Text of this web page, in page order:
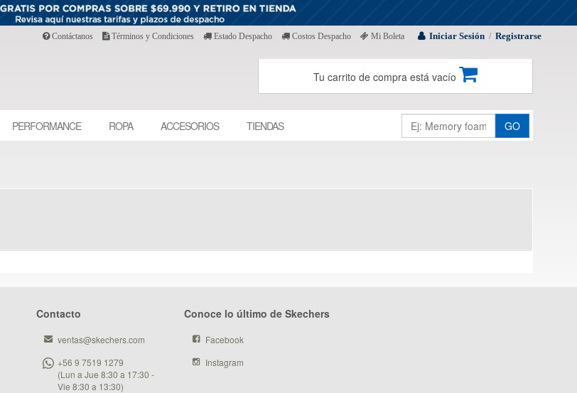
Iniciar Sesión / Registrarse
Contáctanos Términos y Condiciones Estado Despacho Costos Despacho Mi Boleta
Tu carrito de compra está vacío
PERFORMANCE ROPA ACCESORIOS TIENDAS GO
Contacto
ventas@skechers.com
+56 9 7519 1279
(Lun a Jue 8:30 a 17:30 -
Vie 8:30 a 13:30)
Conoce lo último de Skechers
Facebook
Instagram